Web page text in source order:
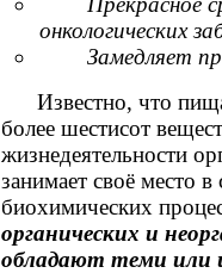
онкологических
Замедляет
Известно, что
более шестисот
жизнедеятельности
занимает своё место
биохимических
органических и
обладают теми или